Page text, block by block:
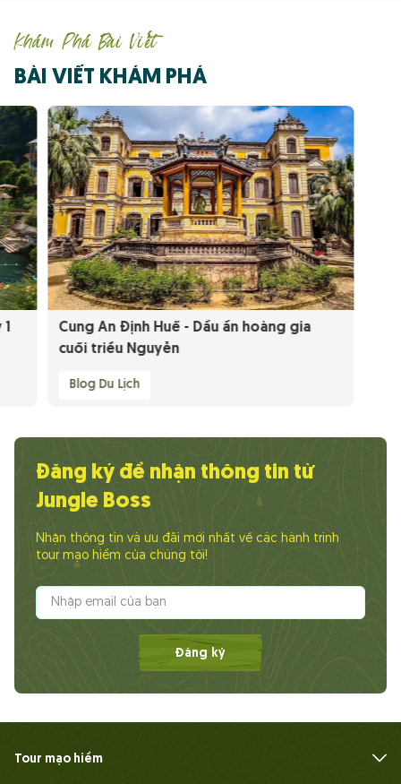
Khám Phá Bài Viết
BÀI VIẾT KHÁM PHÁ
Cung An Định Huế - Dấu ấn hoàng gia
cuối triều Nguyễn
Blog Du Lịch
Đăng ký để nhận thông tin từ
Jungle Boss
Nhận thông tin và ưu đãi mới nhất về các hành trình
tour mạo hiểm của chúng tôi!
Đăng ký
Tour mạo hiểm